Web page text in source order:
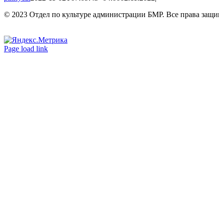
© 2023 Отдел по культуре администрации БМР. Все права
Вконтакте
Одноклассники
Page load link